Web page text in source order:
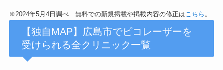
※2024年5月4日調べ 無料での新規掲載や掲載内容の修正はこちら 。
【独自MAP】広島市でピコレーザーを
受けられる全クリニック一覧